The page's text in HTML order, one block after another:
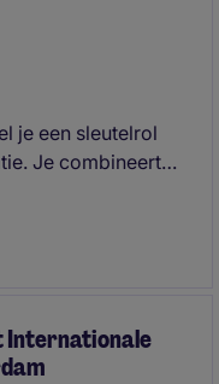
je een sleutelrol
Je combineert
voor
de verdere
Internationale